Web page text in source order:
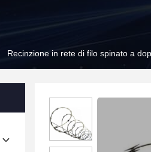
Recinzione in rete di filo spinato a